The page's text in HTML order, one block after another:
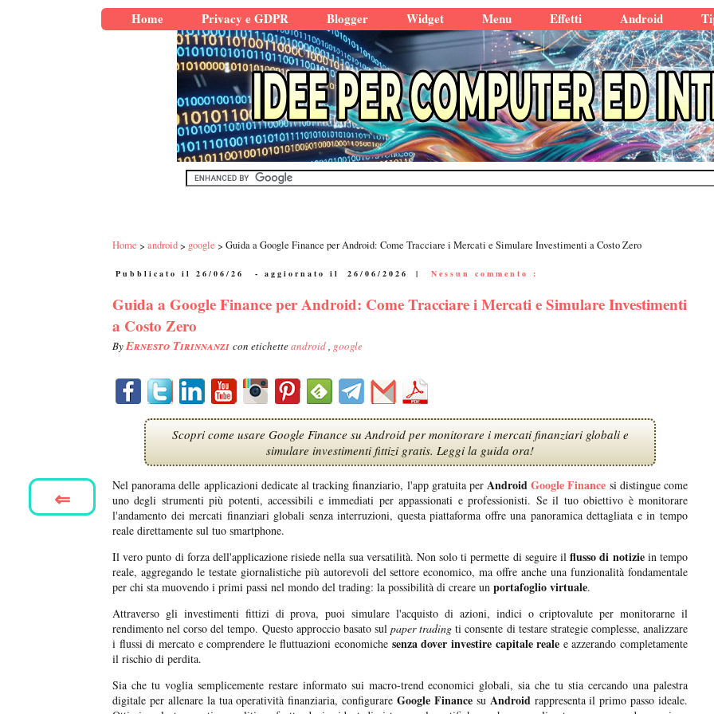
Home Privacy e GDPR Blogger Widget Menu Effetti Android
Home android google Guida a Google Finance per Android: Come Tracciare i Mercati e Simulare Investimenti a Costo Zero
Pubblicato il 26/06/26 - aggiornato il 26/06/2026 | Nessun commento :
Guida a Google Finance per Android: Come Tracciare i Mercati e Simulare Investimenti
a Costo Zero
ByErnesto Tirinnanzi con etichetteandroid, google
Scopri come usare Google Finance su Android per monitorare i mercati finanziari globali e
simulare investimenti fittizi gratis. Leggi la guida ora!
Nel panorama delle applicazioni dedicate al tracking finanziario, l'app gratuita perAndroidGoogle Finance si distingue come
uno degli strumenti più potenti, accessibili e immediati per appassionati e professionisti. Se il tuo obiettivo è monitorare
l'andamento dei mercati finanziari globali senza interruzioni, questa piattaforma offre una panoramica dettagliata e in tempo
reale direttamente sul tuo smartphone.
Il vero punto di forza dell'applicazione risiede nella sua versatilità. Non solo ti permette di seguire ilflusso di notiziein tempo
reale, aggregando le testate giornalistiche più autorevoli del settore economico, ma offre anche una funzionalità fondamentale
per chi sta muovendo i primi passi nel mondo del trading: la possibilità di creare un portafoglio virtuale.
Attraverso gli investimenti fittizi di prova, puoi simulare l'acquisto di azioni, indici o criptovalute per monitorarne il
rendimento nel corso del tempo. Questo approccio basato sulpaper trading ti consente di testare strategie complesse, analizzare
i flussi di mercato e comprendere le fluttuazioni economiche senza dover investire capitale reale e azzerando completamente
il rischio di perdita.
Sia che tu voglia semplicemente restare informato sui macro-trend economici globali, sia che tu stia cercando una palestra
digitale per allenare la tua operatività finanziaria, configurare Google Finance su Androidrappresenta il primo passo ideale.
⇐